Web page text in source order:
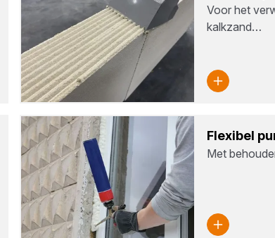
Voor het
kalkzand…
Flexi­bel
Met